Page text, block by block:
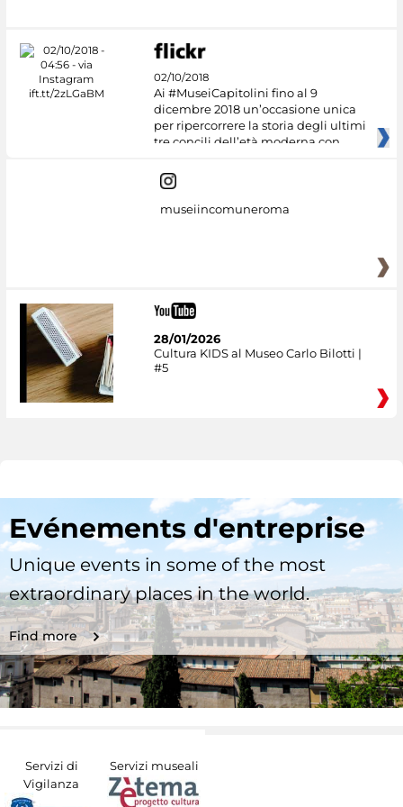
02/10/2018
Ai #MuseiCapitolini fino al 9
dicembre 2018 un’occasione unica
per ripercorrere la storia degli ultimi
tre concili dell’età moderna con
museiincomuneroma
28/01/2026
Cultura KIDS al Museo Carlo Bilotti |
#5
Evénements d'entreprise
Unique events in some of the most
extraordinary places in the world.
Find more
Servizi di
Vigilanza
Servizi museali